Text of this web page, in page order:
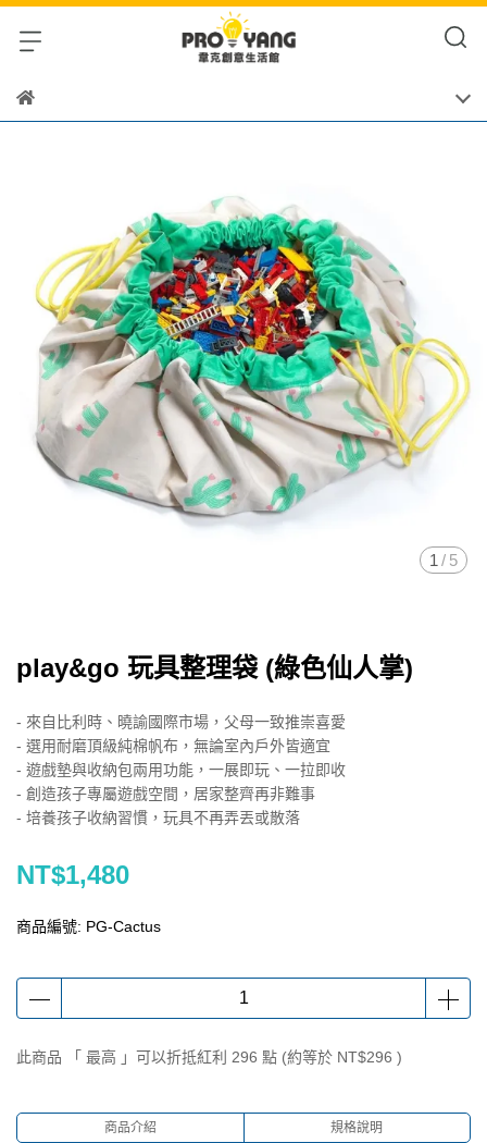
1 / 5
play&go 玩具整理袋 (綠色仙人掌)
- 來自比利時、曉諭國際市場，父母一致推崇喜愛
- 選用耐磨頂級純棉帆布，無論室內戶外皆適宜
- 遊戲墊與收納包兩用功能，一展即玩、一拉即收
- 創造孩子專屬遊戲空間，居家整齊再非難事
- 培養孩子收納習慣，玩具不再弄丟或散落
NT$1,480
商品編號: PG-Cactus
此商品 「 最高 」可以折抵紅利 296 點 (約等於 NT$296 )
商品介紹 規格說明